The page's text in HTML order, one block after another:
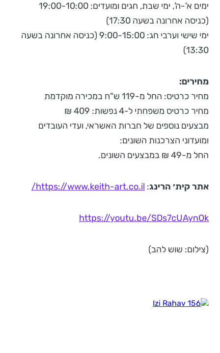
ימים א'-ה', ימי שבת, חגים ומועדים: 19:00-10:00
(כניסה אחרונה בשעה 17:30)
ימי שישי וערבי חג: 9:00-15:00 (כניסה אחרונה בשעה
13:30)
מחירים:
מחיר כרטיס: החל מ-119 ש"ח במכירה מוקדמת
מחיר כרטיס משפחתי ל-4 נפשות: 409 ₪
מבצעים נוספים של חברות האשראי, ועדי העובדים
ומועדוני הצרכנות השונים:
החל מ-49 ₪ במבצעים השונים.
אתר קית׳ הרינג:
https://www.keith-art.co.il/
https://youtu.be/SDs7cUAynOk
(צילום: שוש להב)